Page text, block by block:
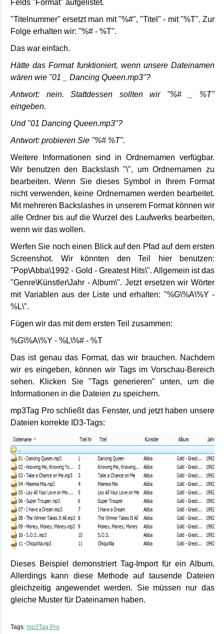
Felds "Format" aufgelistet.
"Titelnummer" ersetzt man mit "%#", "Titel" - mit "%T". Zur
Folge erhalten wir: "%# - %T".
Das war einfach.
Hätte das Format funktioniert, wenn unsere Dateinamen
wären wie "01 _ Dancing Queen.mp3"?
Antwort: nein. Stattdessen sollten wir "%# _ %T"
eingeben.
Und "01 Dancing Queen.mp3"?
Antwort: probieren Sie "%# %T".
Weitere Informationen sind in Ordnernamen verfügbar.
Wir benutzen den Backslash "\", um Ordnernamen zu
bearbeiten. Wenn Sie dieses Symbol in Ihrem Format
nicht verwenden, keine Ordnernamen werden bearbeitet.
Mit mehreren Backslashes in unserem Format können wir
alle Ordner bis auf die Wurzel des Laufwerks bearbeiten,
wenn wir das wollen.
Werfen Sie noch einen Blick auf den Pfad auf dem ersten
Screenshot. Wir könnten den Teil hier benutzen:
"Pop\Abba\1992 - Gold - Greatest Hits\". Allgemein ist das
"Genre\Künstler\Jahr - Album\". Jetzt ersetzen wir Wörter
mit Variablen aus der Liste und erhalten: "%G\%A\%Y -
%L\".
Fügen wir das mit dem ersten Teil zusammen:
%G\%A\%Y - %L\%# - %T
Das ist genau das Format, das wir brauchen. Nachdem
wir es eingeben, können wir Tags im Vorschau-Bereich
sehen. Klicken Sie "Tags generieren" unten, um die
Informationen in die Dateien zu speichern.
mp3Tag Pro schließt das Fenster, und jetzt haben unsere
Dateien korrekte ID3-Tags:
Dieses Beispiel demonstriert Tag-Import für ein Album.
Allerdings kann diese Methode auf tausende Dateien
gleichzeitig angewendet werden. Sie müssen nur das
gleiche Muster für Dateinamen haben.
Tags: mp3Tag Pro